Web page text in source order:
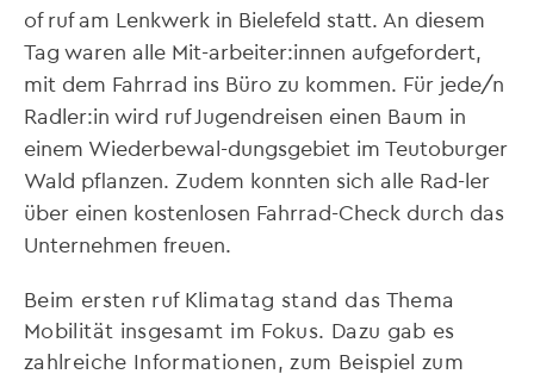
of ruf am Lenkwerk in Bielefeld statt. An diesem
Tag waren alle Mit-arbeiter:innen aufgefordert,
mit dem Fahrrad ins Büro zu kommen. Für jede/n
Radler:in wird ruf Jugendreisen einen Baum in
einem Wiederbewal-dungsgebiet im Teutoburger
Wald pflanzen. Zudem konnten sich alle Rad-ler
über einen kostenlosen Fahrrad-Check durch das
Unternehmen freuen.
Beim ersten ruf Klimatag stand das Thema
Mobilität insgesamt im Fokus. Dazu gab es
zahlreiche Informationen, zum Beispiel zum